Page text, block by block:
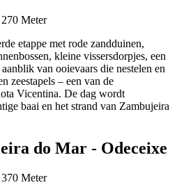
270 Meter
etappe met rode zandduinen,
kleine vissersdorpjes, een
van ooievaars die nestelen en
zeestapels – een van de
Vicentina. De dag wordt
baai en het strand van Zambujeira
do Mar - Odeceixe
370 Meter